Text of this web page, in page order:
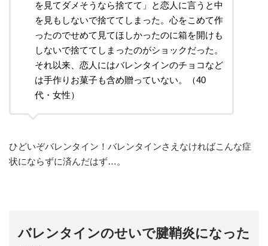
を見てダメそうなら捨てて」と恋人に言うと中
を見もしないで捨ててしまった。心をこめて作
ったのでせめて見てほしかったのに箱を開けも
しないで捨ててしまったのがショックだった。
それ以来、恋人にはバレンタインのチョコなど
は手作りお菓子も含め贈っていない。（40
代・女性）
ひどいぞバレンタイン！バレンタインさえなければこんな症
状にならずに済んだはず…。
バレンタインのせいで腱鞘炎になった